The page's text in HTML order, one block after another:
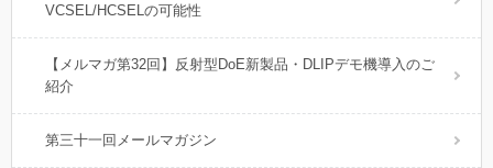
VCSEL/HCSELの可能性
【メルマガ第32回】反射型DoE新製品・DLIPデモ機導入のご
紹介
第三十一回メールマガジン